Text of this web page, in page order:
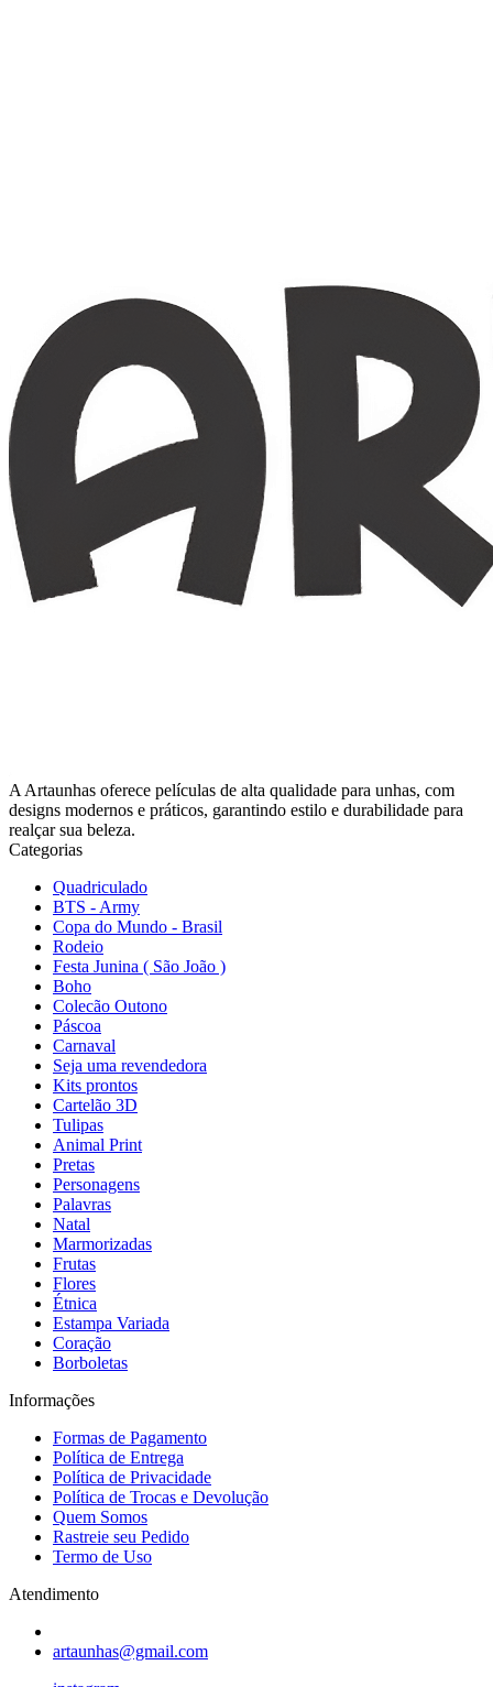
A Artaunhas oferece películas de alta qualidade para unhas, com
designs modernos e práticos, garantindo estilo e durabilidade para
realçar sua beleza.
Categorias
Quadriculado
BTS - Army
Copa do Mundo - Brasil
Rodeio
Festa Junina ( São João )
Boho
Colecão Outono
Páscoa
Carnaval
Seja uma revendedora
Kits prontos
Cartelão 3D
Tulipas
Animal Print
Pretas
Personagens
Palavras
Natal
Marmorizadas
Frutas
Flores
Étnica
Estampa Variada
Coração
Borboletas
Informações
Formas de Pagamento
Política de Entrega
Política de Privacidade
Política de Trocas e Devolução
Quem Somos
Rastreie seu Pedido
Termo de Uso
Atendimento
artaunhas@gmail.com